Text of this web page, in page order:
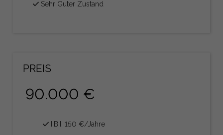
Sehr Guter Zustand
PREIS
90.000 €
I.B.I. 150 €/Jahre